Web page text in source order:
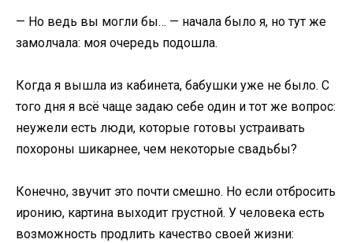
— Но ведь вы могли бы… — начала было я, но тут же
замолчала: моя очередь подошла.
Когда я вышла из кабинета, бабушки уже не было. С
того дня я всё чаще задаю себе один и тот же вопрос:
неужели есть люди, которые готовы устраивать
похороны шикарнее, чем некоторые свадьбы?
Конечно, звучит это почти смешно. Но если отбросить
иронию, картина выходит грустной. У человека есть
возможность продлить качество своей жизни: